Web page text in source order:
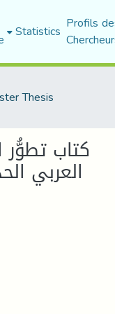
Statistics Profils
Thesis
كتاب تطوُّر
العربي